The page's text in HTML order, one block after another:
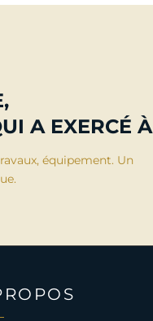
A EXERCÉ
équipement. Un